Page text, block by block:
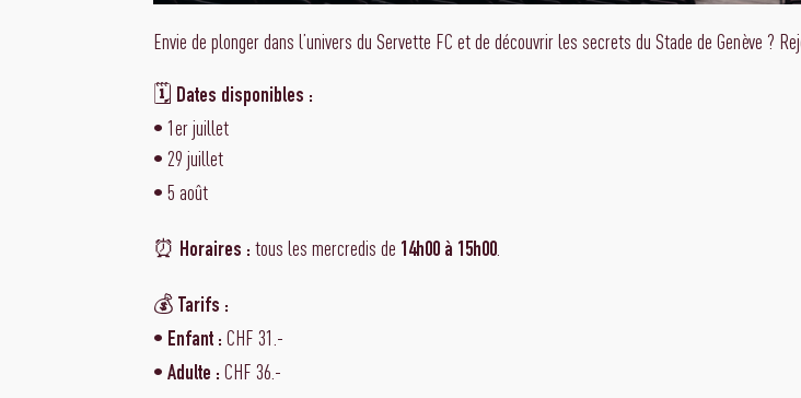
Envie de plonger dans l’univers du Servette FC et de découvrir les secrets du Stade de Genève ?
🗓 Dates disponibles :
• 1er juillet
• 29 juillet
• 5 août
⏰ Horaires : tous les mercredis de 14h00 à 15h00
💰 Tarifs :
• Enfant : CHF 31.-
• Adulte : CHF 36.-